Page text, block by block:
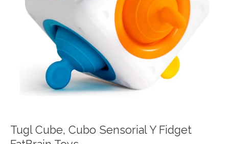
Tugl Cube, Cubo Sensorial Y Fidget